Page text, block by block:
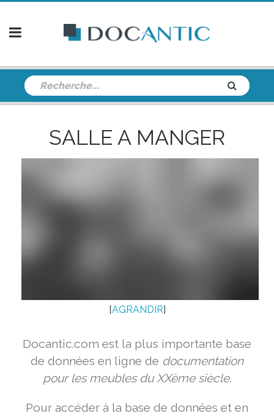
SALLE A MANGER
[AGRANDIR]
Docantic.com est la plus importante base
de données en ligne de documentation
pour les meubles du XXème siècle.
Pour accéder à la base de données et en